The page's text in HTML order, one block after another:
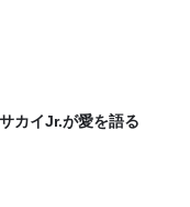
カイJr.が愛を語る